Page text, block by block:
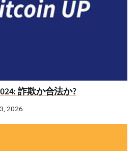
詐欺か合法か?
2026